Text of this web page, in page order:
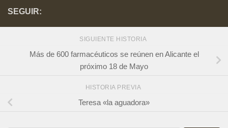
SEGUIR:
SIGUIENTE HISTORIA
Más de 600 farmacéuticos se reúnen en Alicante el
próximo 18 de Mayo
HISTORIA PREVIA
Teresa «la aguadora»